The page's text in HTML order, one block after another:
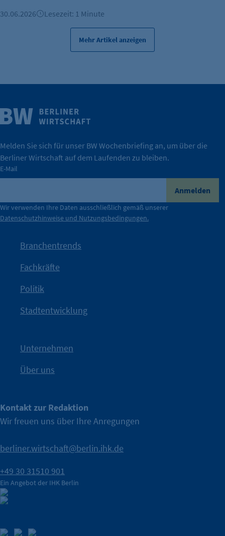
IHK Berlin. Offizieller Unterstützer der Berliner Wirtschaft.
Nach einer aufmerksamkeitsstarken Teaserphase geht die
Kampagne der IHK Berlin in die nächste Stufe. Mit
IHK?“wurde bewusst Neugier geweckt und Gespräche
mit Haltung.
Die Unternehmer stehen stellvertretend für die Vielfalt
der Berliner Wirtschaft.
Durch ihre Perspektiven wird deutlich, was der Claim
konkret bedeutet – und wie die IHK Berlin Unternehmen
tatsächlich unterstützt.
Wirtschaft.
Weitere Infos
30.06.2026 Lesezeit: 1 Minute
Mehr Artikel anzeigen
Melden Sie sich für unser BW Wochenbriefing an, um über die
Berliner Wirtschaft auf dem Laufenden zu bleiben.
E-Mail
Anmelden
Wir verwenden Ihre Daten ausschließlich gemäß unserer
Datenschutzhinweise und Nutzungsbedingungen.
Branchentrends
Fachkräfte
Politik
Stadtentwicklung
Unternehmen
Über uns
Kontakt zur Redaktion
Wir freuen uns über Ihre Anregungen
berliner.wirtschaft@berlin.ihk.de
+49 30 31510 901
Ein Angebot der IHK Berlin